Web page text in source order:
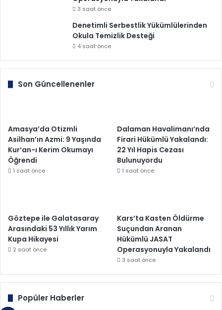
3 saat önce
Denetimli Serbestlik Yükümlülerinden
Okula Temizlik Desteği
4 saat önce
Son Güncellenenler
Amasya’da Otizmli
Asilhan’ın Azmi: 9 Yaşında
Kur’an-ı Kerim Okumayı
Öğrendi
1 saat önce
Dalaman Havalimanı’nda
Firari Hükümlü Yakalandı:
22 Yıl Hapis Cezası
Bulunuyordu
1 saat önce
Göztepe ile Galatasaray
Arasındaki 53 Yıllık Yarım
Kupa Hikayesi
2 saat önce
Kars’ta Kasten Öldürme
Suçundan Aranan
Hükümlü JASAT
Operasyonuyla Yakalandı
3 saat önce
Popüler Haberler